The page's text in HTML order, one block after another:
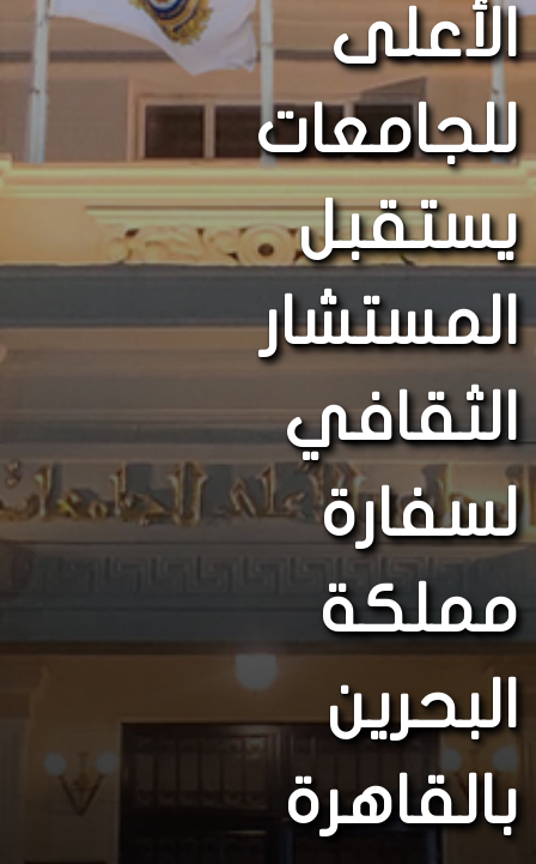
الأعلى
للجامعات
يستقبل
المستشار
الثقافي
لسفارة
مملكة
البحرين
بالقاهرة